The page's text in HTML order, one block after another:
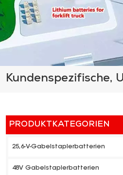
Kundenspezifische,
PRODUKTKATEGORIEN
25,6-V-Gabelstaplerbatterien
48V Gabelstaplerbatterien